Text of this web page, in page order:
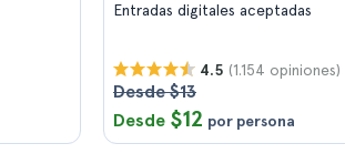
Entradas digitales aceptadas
4.5 (1.154 opiniones)
Desde $13
Desde $12 por persona